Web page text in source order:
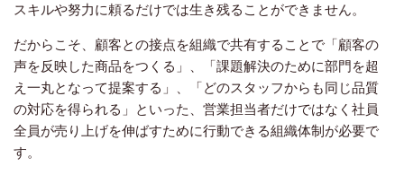
スキルや努力に頼るだけでは生き残ることができません。
だからこそ、顧客との接点を組織で共有することで「顧客の
声を反映した商品をつくる」、「課題解決のために部門を超
え一丸となって提案する」、「どのスタッフからも同じ品質
の対応を得られる」といった、営業担当者だけではなく社員
全員が売り上げを伸ばすために行動できる組織体制が必要で
す。